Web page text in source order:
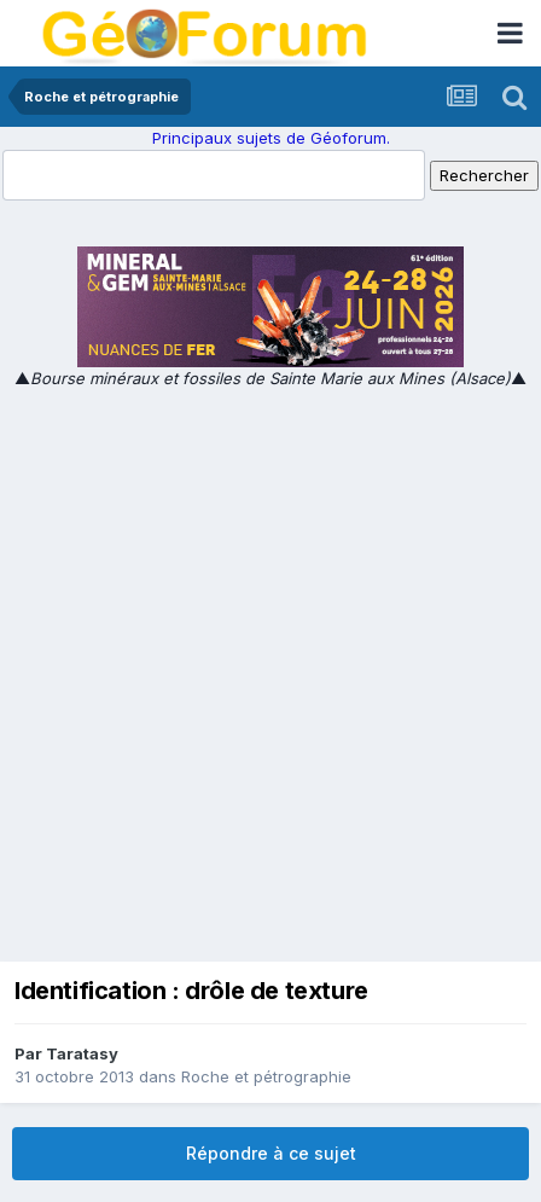
Roche et pétrographie
Principaux sujets de Géoforum.
▲Bourse minéraux et fossiles de Sainte Marie aux Mines (Alsace)▲
Identification : drôle de texture
Par Taratasy
31 octobre 2013 dans Roche et pétrographie
Répondre à ce sujet